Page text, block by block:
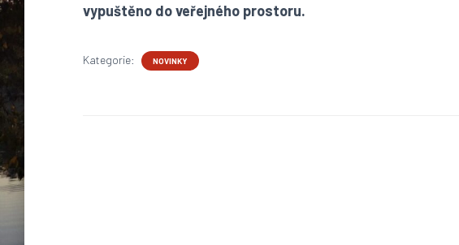
vypuštěno do veřejného prostoru.
Kategorie: NOVINKY